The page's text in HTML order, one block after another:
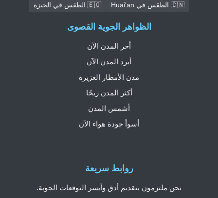
🇨🇳 الطقس في Huai'an
🇪🇬 الطقس في الجيزة
روابط سريعة
نحن ملتزمون بتقديم أدق وأيسر التوقعات الجوية.
الظواهر الجوية القصوى
أحر المدن الآن
أبرد المدن الآن
مدن الأمطار الغزيرة
أكثر المدن ريحًا
أشمس المدن
أسوأ جودة هواء الآن